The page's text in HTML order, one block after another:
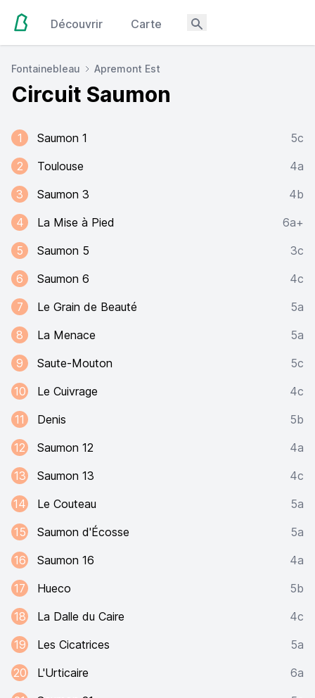
Découvrir Carte
Fontainebleau Apremont Est
Circuit Saumon
1 Saumon 1
5c
2
Toulouse
4a
3
Saumon 3
4b
4
La Mise à Pied
6a+
5
Saumon 5
3c
6
Saumon 6
4c
7
Le Grain de Beauté
5a
8
La Menace
5a
9
Saute-Mouton
5c
10
Le Cuivrage
4c
11
Denis
5b
12
Saumon 12
4a
13
Saumon 13
4c
14
Le Couteau
5a
15
Saumon d'Écosse
5a
16
Saumon 16
4a
17
Hueco
5b
18
La Dalle du Caire
4c
19
Les Cicatrices
5a
20
L'Urticaire
6a